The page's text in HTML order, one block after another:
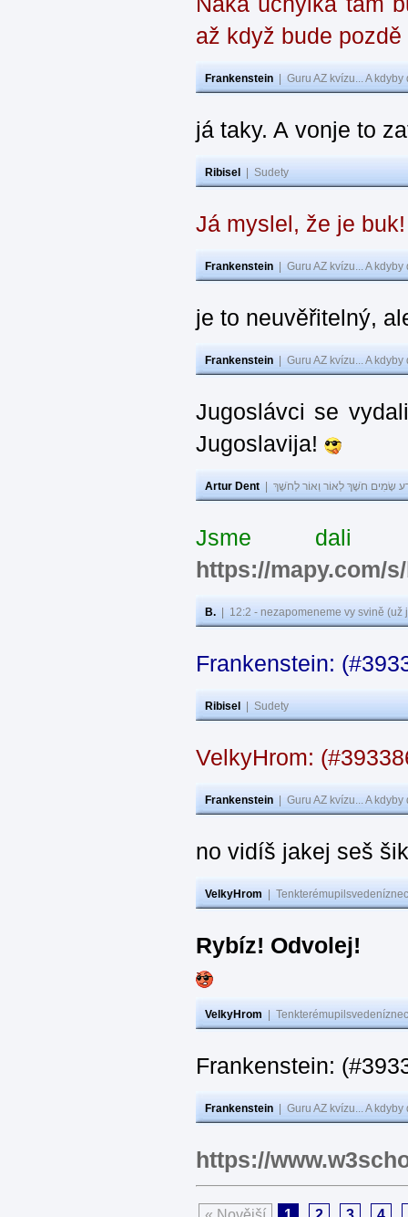
až když bude pozdě
Frankenstein Guru AZ kvízu... A
já taky. A vonje to
Ribisel Sudety
Já myslel, že je
Frankenstein Guru AZ kvízu... A
je to neuvěřitelný,
Frankenstein Guru AZ kvízu... A
Jugoslávci se
Jugoslavija!
Artur Dent שָׂמִים חֹשֶׁךְ לְאוֹר וְאוֹר לְחֹשֶׁךְ
Jsme dali
https://mapy.com/
B. 12:2 - nezapomeneme vy svině
Frankenstein:
Ribisel Sudety
VelkyHrom:
Frankenstein Guru AZ kvízu... A
no vidíš jakej seš
VelkyHrom
Rybíz! Odvolej!
VelkyHrom
Frankenstein:
Frankenstein Guru AZ kvízu... A
https://